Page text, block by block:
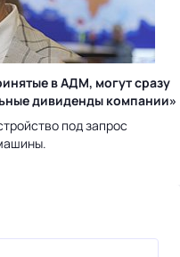
в АДМ, могут сразу
дивиденды компании»
под запрос